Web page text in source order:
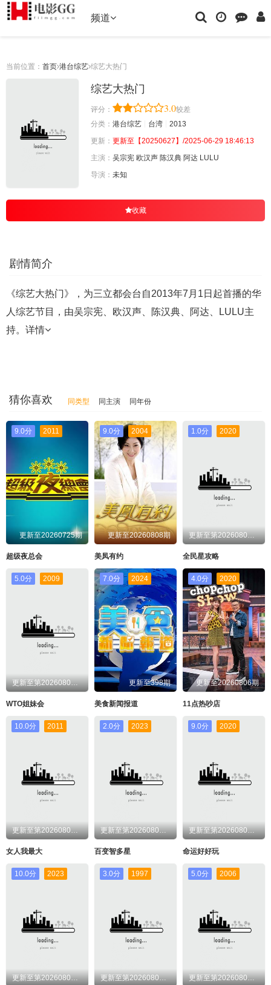
频道
当前位置： 首页 港台综艺 综艺大热门
综艺大热门
评分： 3.0较差
分类： 港台综艺 台湾
2013
更新： 更新至【20250627】/2025-06-29 18:46:13
主演： 吴宗宪 欧汉声 陈汉典 阿达 LULU
导演： 未知
收藏
剧情简介
《综艺大热门》，为三立都会台自2013年7月1日起首播的华
人综艺节目，由吴宗宪、欧汉声、陈汉典、阿达、LULU主
持。 详情
猜你喜欢 同类型 同主演 同年份
9.0分 2011
更新至20260725期
超级夜总会
9.0分 2004
更新至20260808期
美凤有约
1.0分 2020
更新至第20260806期
全民星攻略
5.0分 2009
更新至第20260806期
WTO姐妹会
7.0分 2024
更新至398期
美食新闻报道
4.0分 2020
更新至20260806期
11点热吵店
10.0分 2011
更新至第20260806期
女人我最大
2.0分 2023
更新至第20260806期
百变智多星
9.0分 2020
更新至第20260806期
命运好好玩
10.0分 2023
更新至第20260806期
3.0分 1997
更新至第20260806期
5.0分 2006
更新至第20260806期